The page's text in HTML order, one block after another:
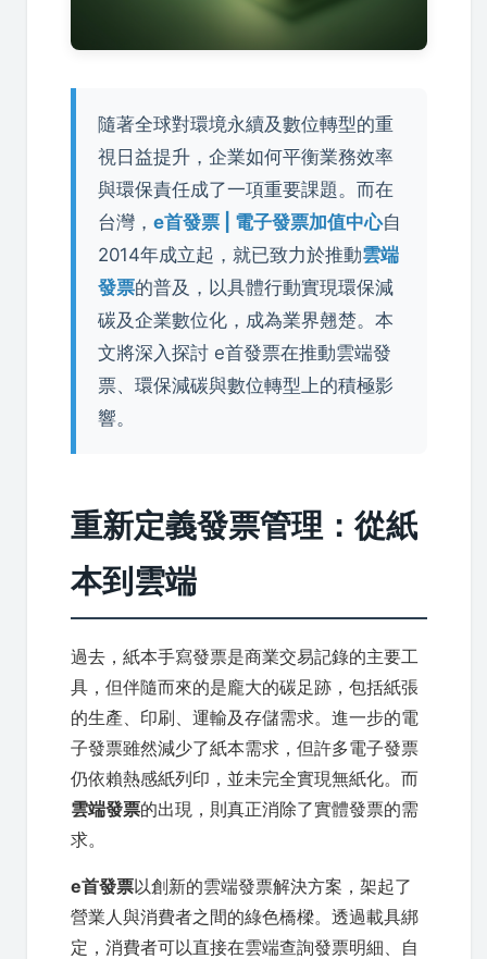
隨著全球對環境永續及數位轉型的重
視日益提升，企業如何平衡業務效率
與環保責任成了一項重要課題。而在
台灣， e首發票 | 電子發票加值中心自
2014年成立起，就已致力於推動雲端
發票的普及，以具體行動實現環保減
碳及企業數位化，成為業界翹楚。本
文將深入探討 e首發票在推動雲端發
票、環保減碳與數位轉型上的積極影
響。
重新定義發票管理：從紙
本到雲端
過去，紙本手寫發票是商業交易記錄的主要工
具，但伴隨而來的是龐大的碳足跡，包括紙張
的生產、印刷、運輸及存儲需求。進一步的電
子發票雖然減少了紙本需求，但許多電子發票
仍依賴熱感紙列印，並未完全實現無紙化。而
雲端發票的出現，則真正消除了實體發票的需
求。
e首發票以創新的雲端發票解決方案，架起了
營業人與消費者之間的綠色橋樑。透過載具綁
定，消費者可以直接在雲端查詢發票明細、自